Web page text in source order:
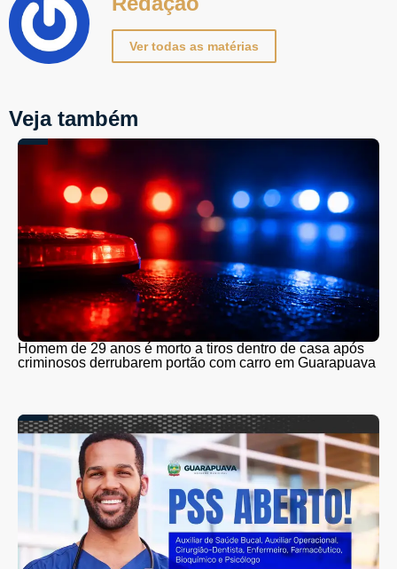
Ver todas as matérias
Veja também
Homem de 29 anos é morto a tiros dentro de casa após
criminosos derrubarem portão com carro em Guarapuava